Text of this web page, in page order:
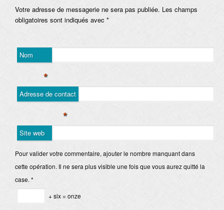
Votre adresse de messagerie ne sera pas publiée. Les champs
obligatoires sont indiqués avec *
Nom
*
Adresse de contact
*
Site web
Pour valider votre commentaire, ajouter le nombre manquant dans
cette opération. Il ne sera plus visible une fois que vous aurez quitté la
case. *
+ six = onze